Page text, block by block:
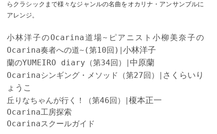
らクラシックまで様々なジャンルの名曲をオカリナ・アンサンブルに
アレンジ。
小林洋子のOcarina道場~ピアニスト小柳美奈子の
Ocarina奏者への道~(第10回) 小林洋子
蘭のYUMEIRO diary（第34回） 中原蘭
Ocarinaシンギング・メソッド（第27回）
さくらいり
ょうこ
丘りなちゃんが行く！（第46回） 榎本正一
Ocarina工房探索
Ocarinaスクールガイド